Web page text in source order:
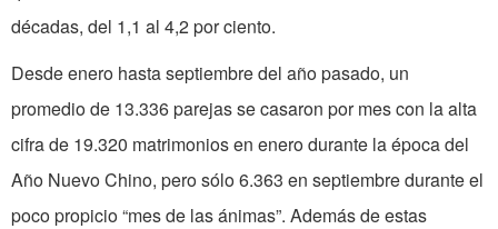
décadas, del 1,1 al 4,2 por ciento.
Desde enero hasta septiembre del año pasado, un
promedio de 13.336 parejas se casaron por mes ­con la alta
cifra de 19.320 matrimonios en enero durante la época del
Año Nuevo Chino, pero sólo 6.363 en septiembre durante el
poco propicio “mes de las ánimas”. Además de estas